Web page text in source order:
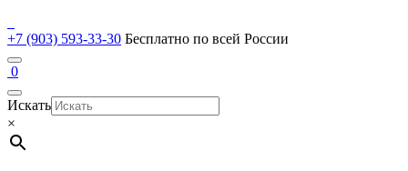
+7 (903) 593-33-30 Бесплатно по всей России
0
Искать
×